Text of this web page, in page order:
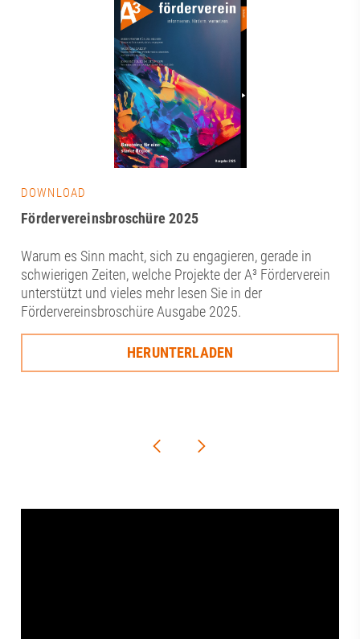
DOWNLOAD
Fördervereinsbroschüre 2025
Warum es Sinn macht, sich zu engagieren, gerade in
schwierigen Zeiten, welche Projekte der A³ Förderverein
unterstützt und vieles mehr lesen Sie in der
Fördervereinsbroschüre Ausgabe 2025.
HERUNTERLADEN